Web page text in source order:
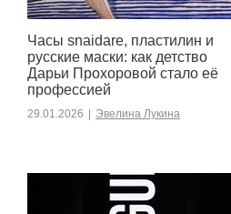
Часы snaidare, пластилин и
русские маски: как детство
Дарьи Прохоровой стало её
профессией
29.01.2026 Эвелина Лукина